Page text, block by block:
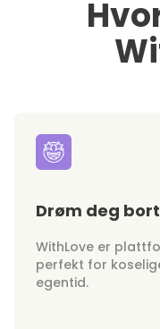
Drøm deg bort
WithLove er
perfekt for
egentid.